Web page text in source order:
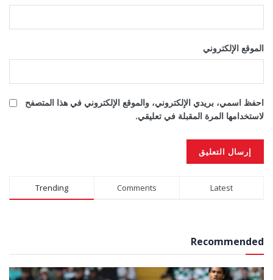
الموقع الإلكتروني
احفظ اسمي، بريدي الإلكتروني، والموقع الإلكتروني في هذا المتصفح
لاستخدامها المرة المقبلة في تعليقي.
Alternative:
Trending Comments Latest
Recommended